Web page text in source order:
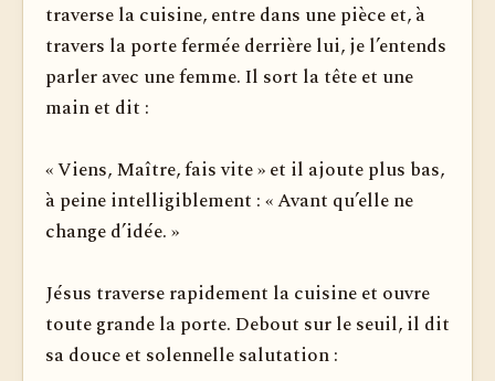
traverse la cuisine, entre dans une pièce et, à
travers la porte fermée derrière lui, je l’entends
parler avec une femme. Il sort la tête et une
main et dit :
« Viens, Maître, fais vite » et il ajoute plus bas,
à peine intelligiblement : « Avant qu’elle ne
change d’idée. »
Jésus traverse rapidement la cuisine et ouvre
toute grande la porte. Debout sur le seuil, il dit
sa douce et solennelle salutation :